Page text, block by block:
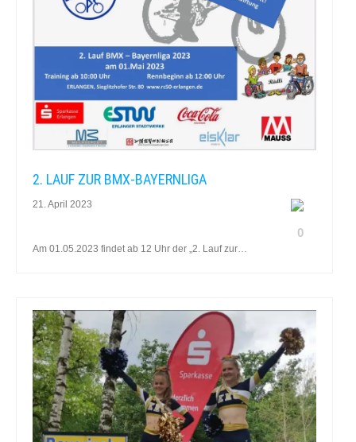
2. LAUF ZUR BMX-BAYERNLIGA
21. April 2023
0
Am 01.05.2023 findet ab 12 Uhr der „2. Lauf zur…